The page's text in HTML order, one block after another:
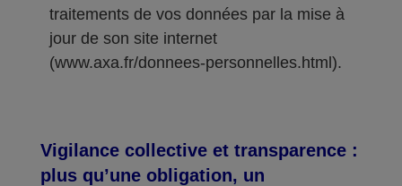
traitements de vos données par la mise à
jour de son site internet
(www.axa.fr/donnees-personnelles.html).
Vigilance collective et transparence :
plus qu’une obligation, un